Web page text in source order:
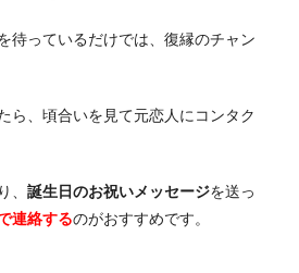
待っているだけでは、復縁のチャン
ら、頃合いを見て元恋人にコンタク
、 誕生日のお祝いメッセージを送っ
連絡するのがおすすめです。